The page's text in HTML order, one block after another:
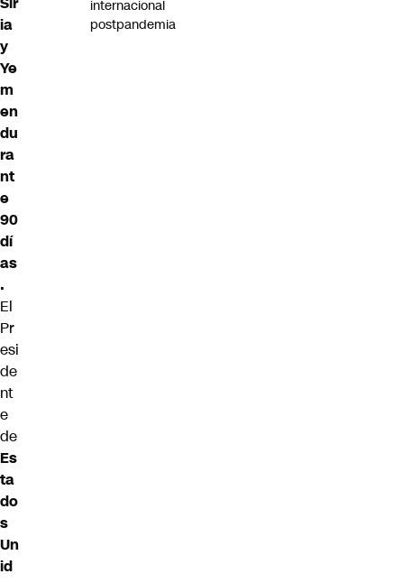
ia
y
Ye
m
en
du
ra
nt
e
90
dí
as
.
El
Pr
esi
de
nt
e
de
Es
ta
do
s
Un
id
internacional
postpandemia